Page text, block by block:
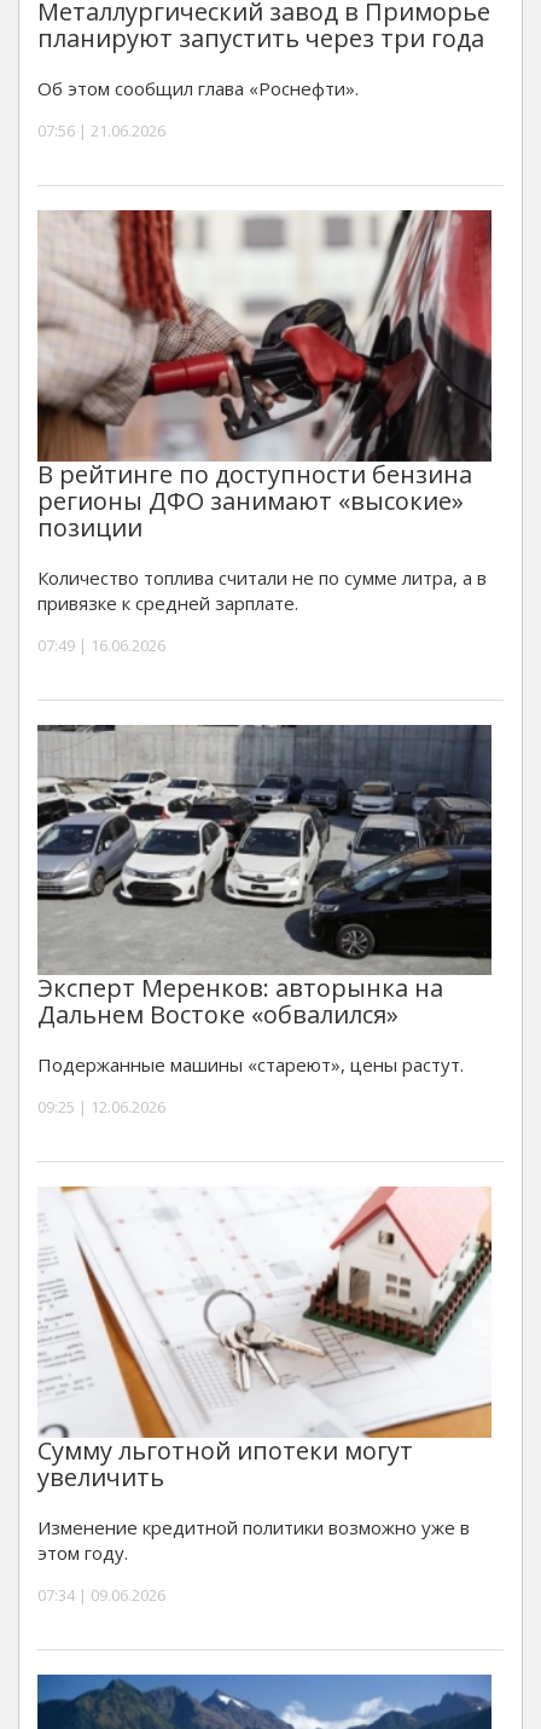
Металлургический завод в Приморье
планируют запустить через три года
Об этом сообщил глава «Роснефти».
07:56 | 21.06.2026
В рейтинге по доступности бензина
регионы ДФО занимают «высокие»
позиции
Количество топлива считали не по сумме литра, а в
привязке к средней зарплате.
07:49 | 16.06.2026
Эксперт Меренков: авторынка на
Дальнем Востоке «обвалился»
Подержанные машины «стареют», цены растут.
09:25 | 12.06.2026
Сумму льготной ипотеки могут
увеличить
Изменение кредитной политики возможно уже в
этом году.
07:34 | 09.06.2026